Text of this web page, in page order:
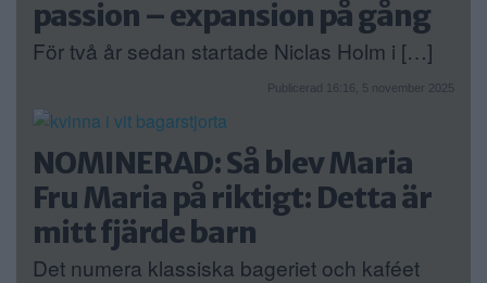
passion – expansion på gång
För två år sedan startade Niclas Holm i […]
Publicerad 16:16, 5 november 2025
NOMINERAD: Så blev Maria
Fru Maria på riktigt: Detta är
mitt fjärde barn
Det numera klassiska bageriet och kaféet